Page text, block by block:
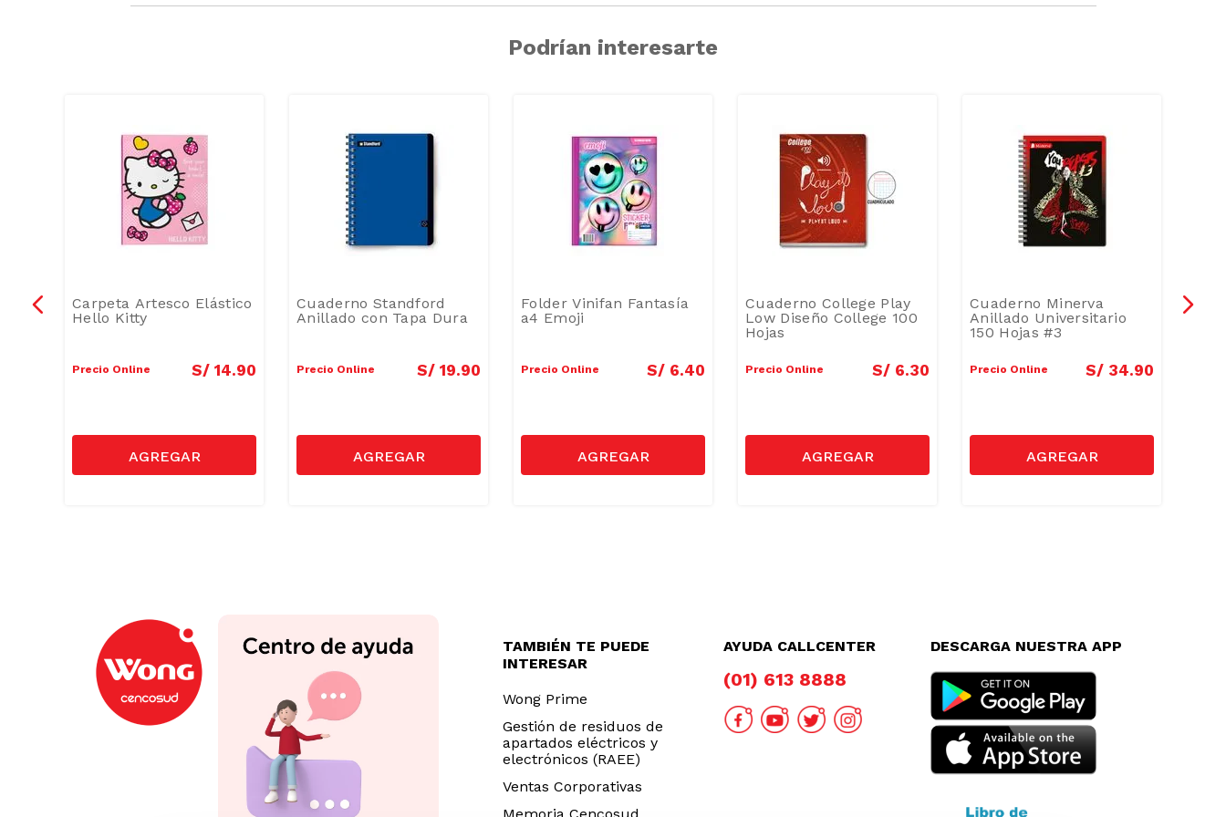
Podrían interesarte
Carpeta Artesco Elástico
Hello Kitty
Precio Online S/ 14.90
Cuaderno Standford
Anillado con Tapa Dura
Precio Online S/ 19.90
Folder Vinifan Fantasía
a4 Emoji
Precio Online S/ 6.40
Cuaderno College Play
Low Diseño College 100
Hojas
Precio Online S/ 6.30
Cuaderno Minerva
Anillado Universitario
150 Hojas #3
Precio Online S/ 34.90
TAMBIÉN TE PUEDE
INTERESAR
Wong Prime
Gestión de residuos de
apartados eléctricos y
electrónicos (RAEE)
Ventas Corporativas
AYUDA CALLCENTER
(01) 613 8888
DESCARGA NUESTRA APP